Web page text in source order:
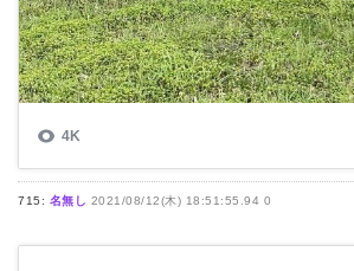
715: 名無し 2021/08/12(木) 18:51:55.94 0